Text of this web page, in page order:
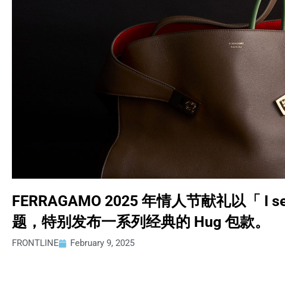
FERRAGAMO 2025 年情人节献礼以「 I
题，特别发布一系列经典的 Hug 包款。
FRONTLINE February 9, 2025